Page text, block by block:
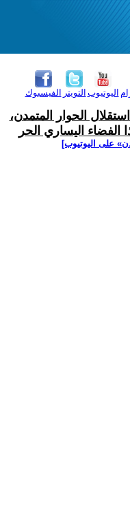
الفيسبوك التويتر اليوتيوب
الحوار المتمدن،
اليساري الحر
على اليوتيوب]